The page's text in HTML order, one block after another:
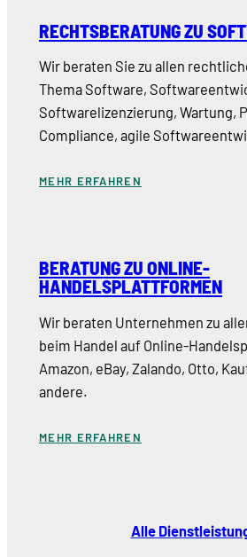
RECHTSBERATUNG ZU
Wir beraten Sie zu allen
Thema Software,
Softwarelizenzierung, Wartung,
Compliance, agile
MEHR ERFAHREN
BERATUNG ZU ONLINE-
HANDELSPLATTFORMEN
Wir beraten Unternehmen zu
beim Handel auf Online-
Amazon, eBay, Zalando, Otto,
andere.
MEHR ERFAHREN
Alle